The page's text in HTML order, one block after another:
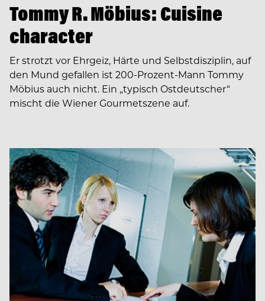
Tommy R. Möbius: Cuisine
character
Er strotzt vor Ehrgeiz, Härte und Selbstdisziplin, auf
den Mund gefallen ist 200-Prozent-Mann Tommy
Möbius auch nicht. Ein „typisch Ostdeutscher“
mischt die Wiener Gourmetszene auf.